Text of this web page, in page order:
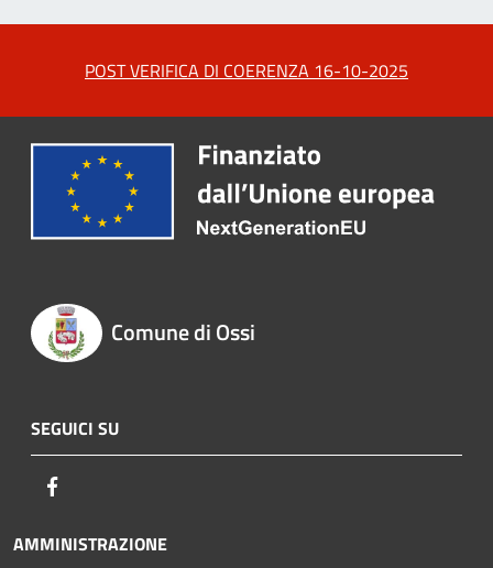
POST VERIFICA DI COERENZA 16-10-2025
Comune di Ossi
SEGUICI SU
AMMINISTRAZIONE